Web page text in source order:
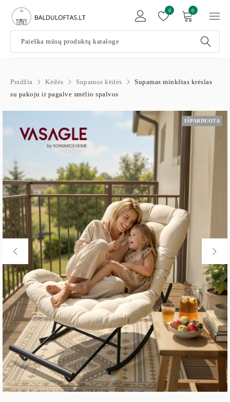
0
0
Pradžia Kėdės Supamos kėdės
Supamas minkštas krėslas
su pakoju ir pagalve smėlio spalvos
IŠPARDUOTA